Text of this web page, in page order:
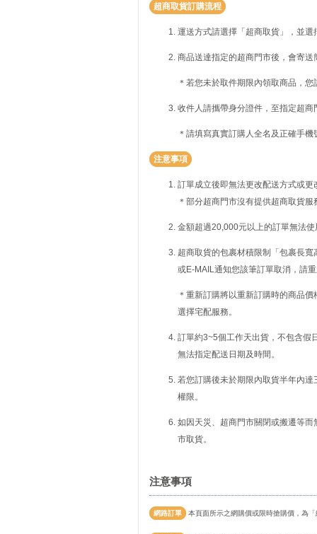
超商取貨訂購流程
運送方式請選擇「超商取貨」，並
商品送達指定的超商門市後，會寄
＊若您未於取件期限內領取商品，
收件人請攜帶身分證件，至指定超
＊請填寫真實訂購人全名及正確手
注意事項
訂單成立後即無法更改配送方式或
＊部分超商門市沒有提供超商取貨
金額超過20,000元以上的訂單無法
超商取貨的包裹材積限制「包裹長
或E-MAIL通知您該筆訂單取消，請
＊重新訂購將以重新訂購時的商品
選擇宅配服務。
訂單約3~5個工作天出貨，不包含假
無法指定配送日期及時間。
若您訂購後未於期限內取貨半年內
權限。
如因天災、超商門市關閉或搬遷等
市取貨。
注意事項
網路訂單 本頁面所示之網購價或限時搶購價，為